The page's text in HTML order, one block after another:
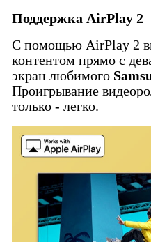
Поддержка AirPlay 2
С помощью AirPlay 2
контентом прямо с
экран любимого
Проигрывание
только - легко.